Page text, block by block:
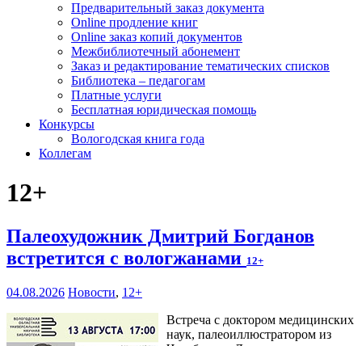
Предварительный заказ документа
Online продление книг
Online заказ копий документов
Межбиблиотечный абонемент
Заказ и редактирование тематических списков
Библиотека – педагогам
Платные услуги
Бесплатная юридическая помощь
Конкурсы
Вологодская книга года
Коллегам
12+
Палеохудожник Дмитрий Богданов
встретится с вологжанами 12+
04.08.2026 Новости, 12+
Встреча с доктором медицинских
наук, палеоиллюстратором из